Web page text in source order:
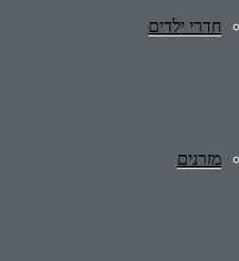
חדרי ילדים
מזרנים